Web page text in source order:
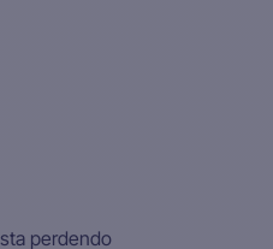
perdendo